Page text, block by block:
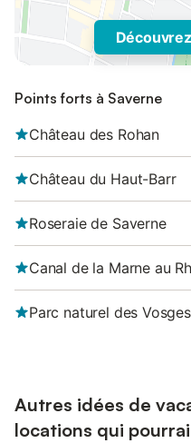
Points forts à Saverne
Château des Rohan
Château du Haut-Barr
Roseraie de Saverne
Canal de la Marne au
Parc naturel des
Autres idées de
locations qui